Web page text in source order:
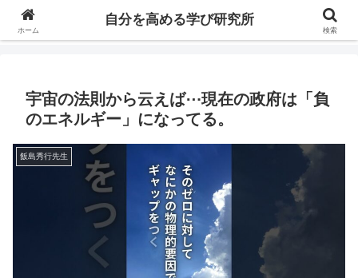
自分の価値を高めるための学びについて研究し、セミナーや情報（ブログ、動
宇宙の法則から云えば⋯現在の政府は「負
のエネルギー」になってる。
飯島秀行先生
ホーム
自分を高める学び研究所
検索